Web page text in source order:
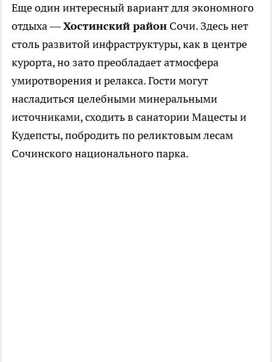
Еще один интересный вариант для экономного
отдыха —Хостинский район Сочи. Здесь нет
столь развитой инфраструктуры, как в центре
курорта, но зато преобладает атмосфера
умиротворения и релакса. Гости могут
насладиться целебными минеральными
источниками, сходить в санатории Мацесты и
Кудепсты, побродить по реликтовым лесам
Сочинского национального парка.